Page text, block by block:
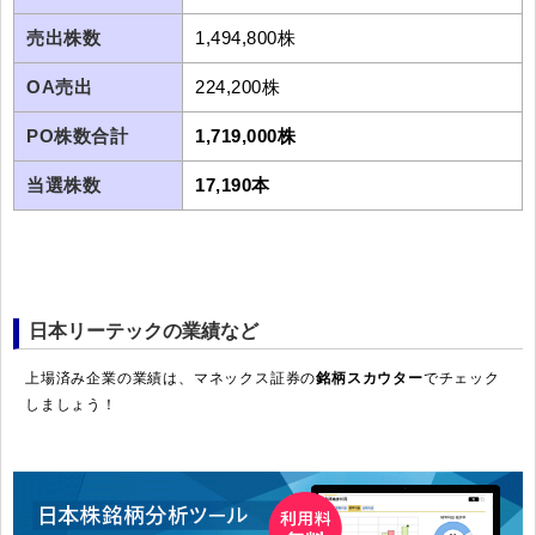
売出株数 1,494,800株
OA売出 224,200株
PO株数合計 1,719,000株
当選株数 17,190本
日本リーテックの業績など
上場済み企業の業績は、マネックス証券の銘柄スカウターでチェック
しましょう！